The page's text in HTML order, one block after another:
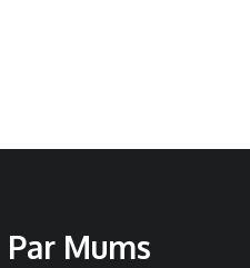
Par Mums